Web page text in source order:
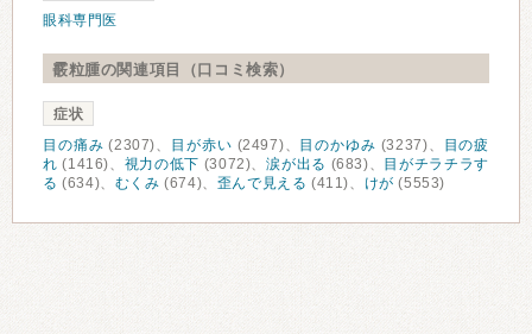
眼科専門医
霰粒腫の関連項目（口コミ検索）
症状
目の痛み (2307)、 目が赤い (2497)、 目のかゆみ (3237)、
目の疲
れ (1416)、 視力の低下 (3072)、涙が出る (683)、
目がチラチラす
る (634)、 むくみ (674)、 歪んで見える (411)、 けが (5553)